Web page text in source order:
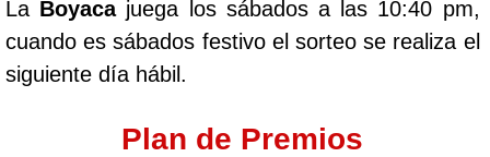
La Boyacajuega los sábados a las 10:40 pm,
cuando es sábados festivo el sorteo se realiza el
siguiente día hábil.
Plan de Premios